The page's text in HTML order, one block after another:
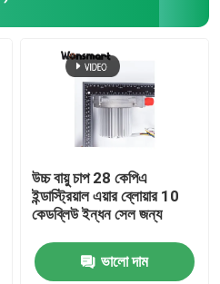
উচ্চ বায়ু চাপ 28 কেপিএ
ইন্ডাস্ট্রিয়াল এয়ার ব্লোয়ার 10
কেডব্লিউ ইন্ধন সেল জন্য
ভালো দাম